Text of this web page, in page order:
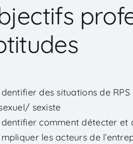
des situations de
sexiste
comment détecter et
les acteurs de